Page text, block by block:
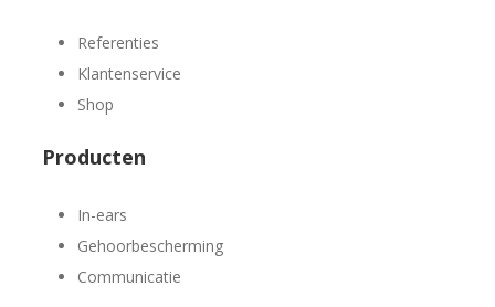
Referenties
Klantenservice
Shop
Producten
In-ears
Gehoorbescherming
Communicatie